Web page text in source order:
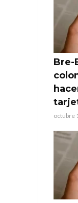
Bre-
octubre